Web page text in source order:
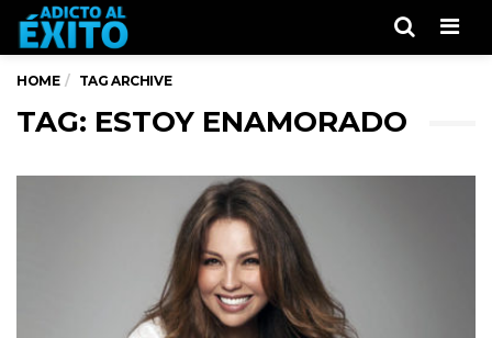
HOME TAG ARCHIVE
TAG: ESTOY ENAMORADO